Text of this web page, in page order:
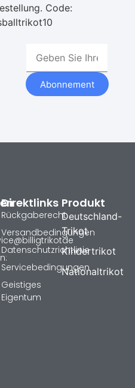
Code:
Abonnement
Produkt
Deutschland-
Trikot
Kindertrikot
Nationaltrikot
Direktlinks
Rückgaberecht
Versandbedingungen
Datenschutzrichtlinie
Servicebedingungen
Geistiges
Eigentum